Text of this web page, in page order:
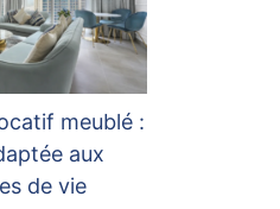
meublé :
aux
de vie